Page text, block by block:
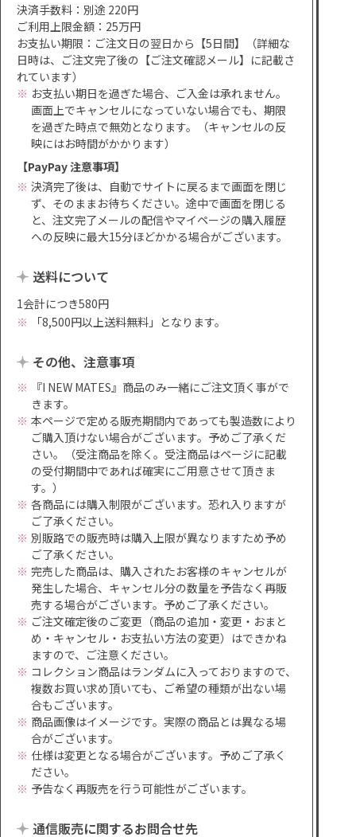
決済手数料：別途 220円
ご利用上限金額：25万円
お支払い期限：ご注文日の翌日から【5日間】（詳細な
日時は、ご注文完了後の【ご注文確認メール】に記載さ
れています）
お支払い期日を過ぎた場合、ご入金は承れません。
画面上でキャンセルになっていない場合でも、期限
を過ぎた時点で無効となります。（キャンセルの反
映にはお時間がかかります）
【PayPay 注意事項】
決済完了後は、自動でサイトに戻るまで画面を閉じ
ず、そのままお待ちください。途中で画面を閉じる
と、注文完了メールの配信やマイページの購入履歴
への反映に最大15分ほどかかる場合がございます。
送料について
1会計につき580円
「8,500円以上送料無料」となります。
その他、注意事項
『I NEW MATES』商品のみ一緒にご注文頂く事がで
きます。
本ページで定める販売期間内であっても製造数により
ご購入頂けない場合がございます。予めご了承くだ
さい。（受注商品を除く。受注商品はページに記載
の受付期間中であれば確実にご用意させて頂きま
す。）
各商品には購入制限がございます。恐れ入りますが
ご了承ください。
別販路での販売時は購入上限が異なりますため予め
ご了承ください。
完売した商品は、購入されたお客様のキャンセルが
発生した場合、キャンセル分の数量を予告なく再販
売する場合がございます。予めご了承ください。
ご注文確定後のご変更（商品の追加・変更・おまと
め・キャンセル・お支払い方法の変更）はできかね
ますので、ご注意ください。
コレクション商品はランダムに入っておりますので、
複数お買い求め頂いても、ご希望の種類が出ない場
合もございます。
商品画像はイメージです。実際の商品とは異なる場
合がございます。
仕様は変更となる場合がございます。予めご了承く
ださい。
予告なく再販売を行う可能性がございます。
通信販売に関するお問合せ先